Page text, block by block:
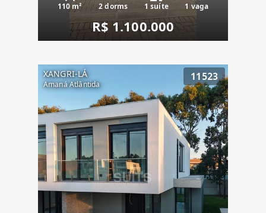
110 m² 2 dorms 1 suíte 1 vaga
R$ 1.100.000
XANGRI-LÁ
Amaná Atlântida
11523